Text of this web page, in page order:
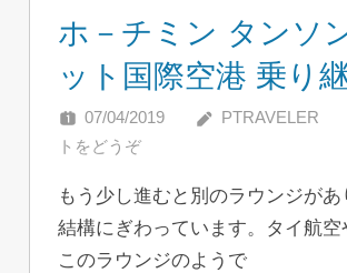
ホ－チミン タンソ
ット国際空港 乗り
07/04/2019 PTRAVELER
トをどうぞ
もう少し進むと別のラウンジがあ
結構にぎわっています。タイ航空
このラウンジのようで